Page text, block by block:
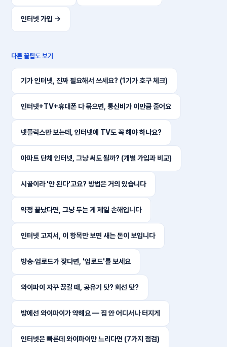
인터넷 가입 →
다른 꿀팁도 보기
기가 인터넷, 진짜 필요해서 쓰세요? (1기가 호구 체크)
인터넷+TV+휴대폰 다 묶으면, 통신비가 이만큼 줄어요
넷플릭스만 보는데, 인터넷에 TV도 꼭 해야 하나요?
아파트 단체 인터넷, 그냥 써도 될까? (개별 가입과 비교)
시골이라 '안 된다'고요? 방법은 거의 있습니다
약정 끝났다면, 그냥 두는 게 제일 손해입니다
인터넷 고지서, 이 항목만 보면 새는 돈이 보입니다
방송·업로드가 잦다면, '업로드'를 보세요
와이파이 자꾸 끊길 때, 공유기 탓? 회선 탓?
방에선 와이파이가 약해요 — 집 안 어디서나 터지게
인터넷은 빠른데 와이파이만 느리다면 (7가지 점검)